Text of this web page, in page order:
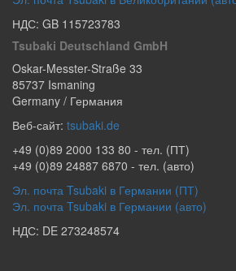
НДС: GB 115723783
Tsubaki Deutschland GmbH
Oskar-Messter-Straße 33
85737 Ismaning
Germany / Германия
Веб-сайт: tsubaki.de
+49 (0)89 2000 133 80 - тел. (ПТ)
+49 (0)89 24887 6870 - тел. (авто)
Эл. почта Tsubaki в Германии (ПТ)
Эл. почта Tsubaki в Германии (авто)
НДС: DE 273248574